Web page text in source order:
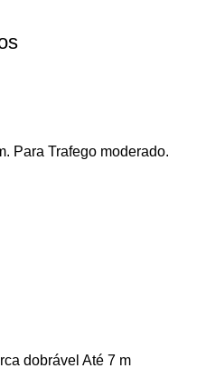
Para Trafego moderado.
dobrável Até 7 m